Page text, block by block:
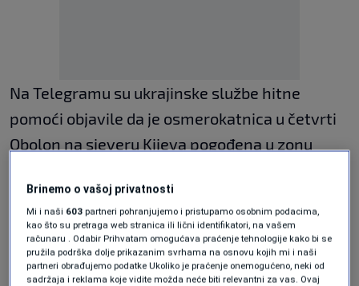
Na Telegramu su ukrajinske službe hitne
pomoći objavile da je osmerokatnica u četvrti
Obolon na sjeveru Kijeva pogođena u zonu
vatrogasci savladali.
Isprva je izvor rekao da su dvije poginule osobe
pronađene u ruševinama, a zatim je ta poruka
Brinemo o vašoj privatnosti
Mi i naši 603 partneri pohranjujemo i pristupamo osobnim podacima,
kao što su pretraga web stranica ili lični identifikatori, na vašem
računaru . Odabir Prihvatam omogućava praćenje tehnologije kako bi se
pružila podrška dolje prikazanim svrhama na osnovu kojih mi i naši
partneri obrađujemo podatke Ukoliko je praćenje onemogućeno, neki od
sadržaja i reklama koje vidite možda neće biti relevantni za vas. Ovaj